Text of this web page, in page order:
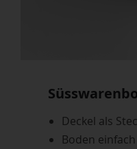
Deckel als
Boden einfach